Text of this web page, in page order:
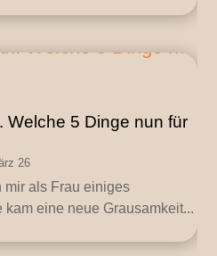
Welche 5 Dinge nun für
26
mir als Frau einiges
kam eine neue Grausamkeit...